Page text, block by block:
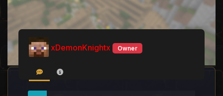
xDemonKnightx Owner